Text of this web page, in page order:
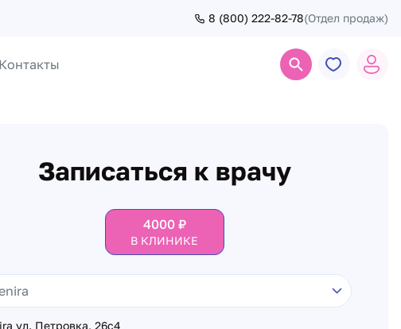
8 (800) 222-82-78(Отдел продаж)
Контакты
Записаться к врачу
4000₽
В КЛИНИКЕ
ул. Петровка, 26с4